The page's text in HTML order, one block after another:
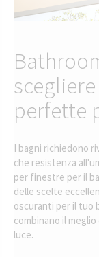
perfette
I bagni richiedono
che resistenza
per finestre per il
delle scelte
oscuranti per il tuo
combinano il
luce.